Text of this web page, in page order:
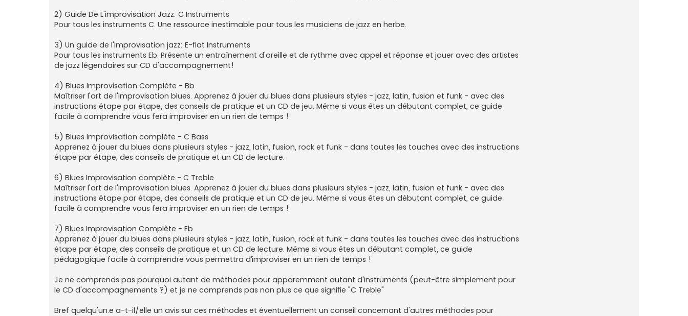
2) Guide De L'improvisation Jazz: C Instruments
Pour tous les instruments C. Une ressource inestimable pour tous les musiciens de jazz en herbe.
3) Un guide de l'improvisation jazz: E-flat Instruments
Pour tous les instruments Eb. Présente un entraînement d'oreille et de rythme avec appel et réponse et jouer avec des artistes
de jazz légendaires sur CD d'accompagnement!
4) Blues Improvisation Complète - Bb
Maîtriser l'art de l'improvisation blues. Apprenez à jouer du blues dans plusieurs styles - jazz, latin, fusion et funk - avec des
instructions étape par étape, des conseils de pratique et un CD de jeu. Même si vous êtes un débutant complet, ce guide
facile à comprendre vous fera improviser en un rien de temps !
5) Blues Improvisation complète - C Bass
Apprenez à jouer du blues dans plusieurs styles - jazz, latin, fusion, rock et funk - dans toutes les touches avec des instructions
étape par étape, des conseils de pratique et un CD de lecture.
6) Blues Improvisation complète - C Treble
Maîtriser l'art de l'improvisation blues. Apprenez à jouer du blues dans plusieurs styles - jazz, latin, fusion et funk - avec des
instructions étape par étape, des conseils de pratique et un CD de jeu. Même si vous êtes un débutant complet, ce guide
facile à comprendre vous fera improviser en un rien de temps !
7) Blues Improvisation Complète - Eb
Apprenez à jouer du blues dans plusieurs styles - jazz, latin, fusion, rock et funk - dans toutes les touches avec des instructions
étape par étape, des conseils de pratique et un CD de lecture. Même si vous êtes un débutant complet, ce guide
pédagogique facile à comprendre vous permettra d’improviser en un rien de temps !
Je ne comprends pas pourquoi autant de méthodes pour apparemment autant d'instruments (peut-être simplement pour
le CD d'accompagnements ?) et je ne comprends pas non plus ce que signifie "C Treble"
Bref quelqu'un.e a-t-il/elle un avis sur ces méthodes et éventuellement un conseil concernant d'autres méthodes pour